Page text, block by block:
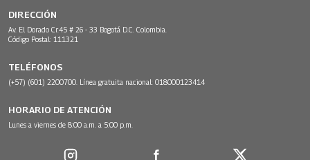
DIRECCIÓN
Av. El Dorado Cr.45 # 26 - 33 Bogotá D.C. Colombia.
Código Postal: 111321
TELÉFONOS
(+57) (601) 2200700. Línea gratuita nacional: 018000123414
HORARIO DE ATENCIÓN
Lunes a viernes de 8:00 a.m. a 5:00 p.m.